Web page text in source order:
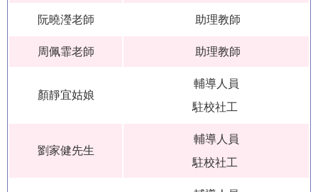
阮曉瀅老師 助理教師
周佩霏老師 助理教師
顏靜宜姑娘
輔導人員
駐校社工
劉家健先生
輔導人員
駐校社工